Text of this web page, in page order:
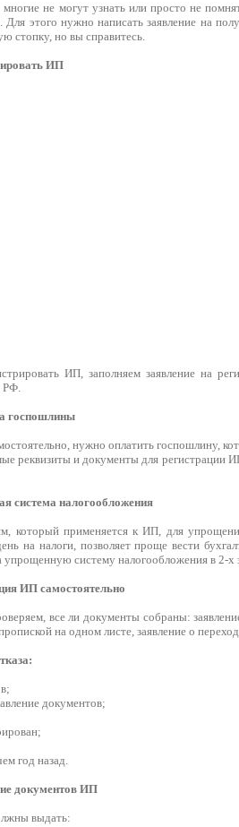
не могут узнать или просто не
Для этого нужно написать заявление на
стопку, но вы справитесь.
ИП
ИП, заполняем заявление на
РФ.
госпошлины
нужно оплатить госпошлину,
реквизиты и документы для регистрации
система налогообложения
который применяется к ИП, для
на налоги, позволяет проще вести
упрощенную систему налогообложения в 2-х
ИП самостоятельно
все ли документы собраны:
на одном листе, заявление о
документов;
год назад.
документов ИП
выдать: